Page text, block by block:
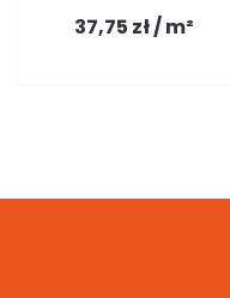
37,75 zł / m²